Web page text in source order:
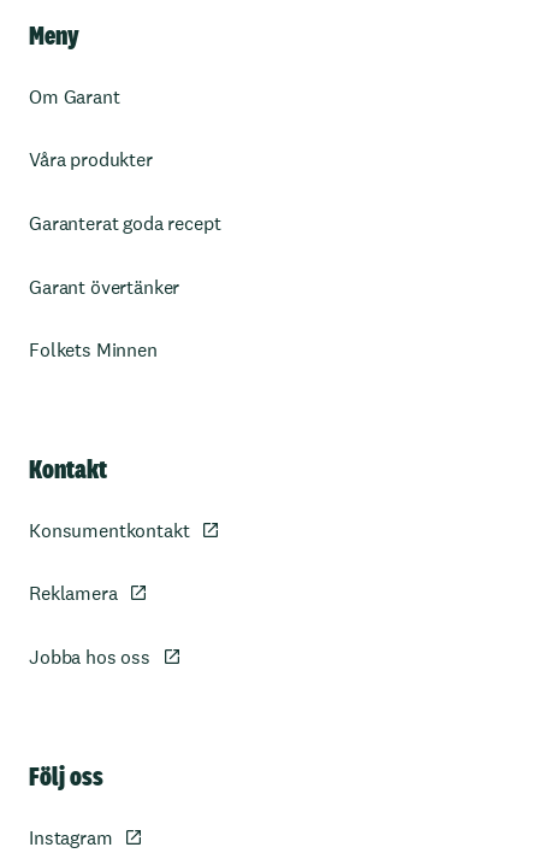
Meny
Om Garant
Våra produkter
Garanterat goda recept
Garant övertänker
Folkets Minnen
Kontakt
Konsumentkontakt
Reklamera
Jobba hos oss
Följ oss
Instagram